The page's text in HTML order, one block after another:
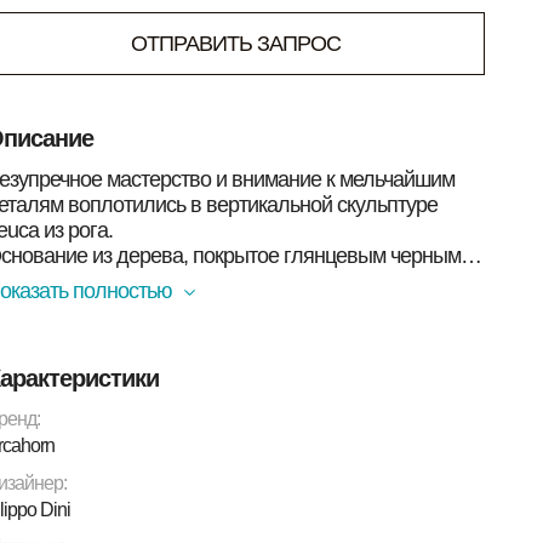
ОТПРАВИТЬ ЗАПРОС
мастерство и внимание к мельчайшим
воплотились в вертикальной скульптуре
из рога.
из дерева, покрытое глянцевым черным
с элементами из нержавеющей стали.
эффектный арт-объект станет ключевым
интерьера, притягивая взгляды и
атмосферу утончённой элегантности.
полностью
Dini